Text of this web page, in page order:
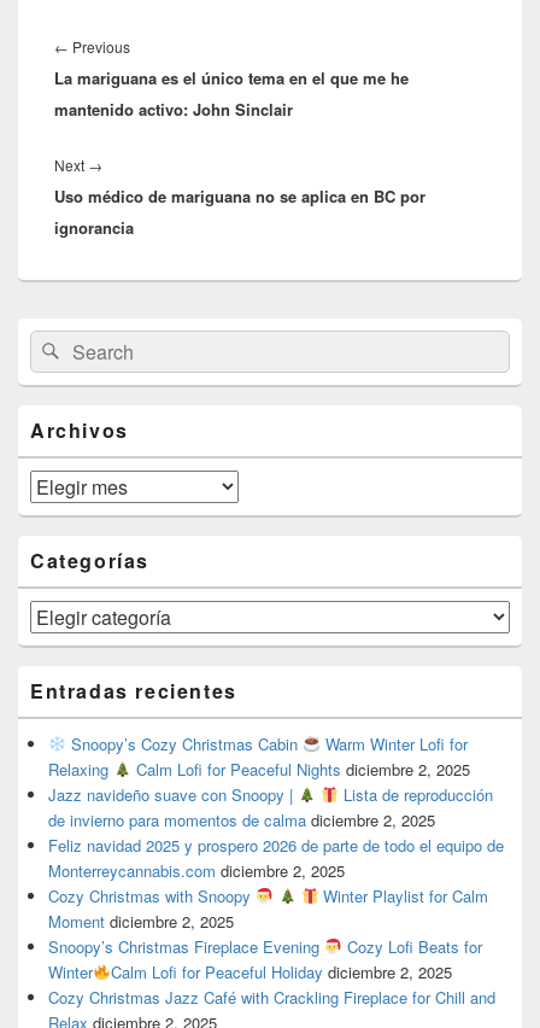
de
entradas
← PreviousPrevious
post:
La mariguana es el único tema en el que me he
mantenido activo: John Sinclair
Next →
post:
Uso médico de mariguana no se aplica en BC por
ignorancia
Primary
Sidebar
Widget
Area
Search
for:
Search
Archivos
Archivos
Categorías
Categorías
Entradas recientes
Snoopy’s Cozy Christmas Cabin
Warm Winter Lofi for
Relaxing
Calm Lofi for Peaceful Nights diciembre 2, 2025
Jazz navideño suave con Snoopy |
Lista de reproducción
de invierno para momentos de calma diciembre 2, 2025
Feliz navidad 2025 y prospero 2026 de parte de todo el equipo de
Monterreycannabis.com diciembre 2, 2025
Cozy Christmas with Snoopy
Winter Playlist for Calm
Moment diciembre 2, 2025
Snoopy’s Christmas Fireplace Evening
Cozy Lofi Beats for
Winter
Calm Lofi for Peaceful Holiday diciembre 2, 2025
Cozy Christmas Jazz Café with Crackling Fireplace for Chill and
Relax diciembre 2, 2025